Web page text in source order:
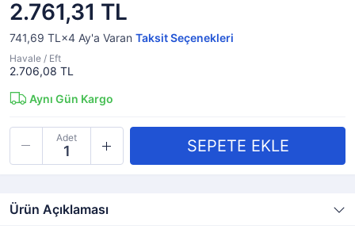
2.761,31 TL
741,69 TL×4 Ay'a Varan Taksit Seçenekleri
Havale / Eft
2.706,08 TL
Aynı Gün Kargo
Adet
Ürün Açıklaması